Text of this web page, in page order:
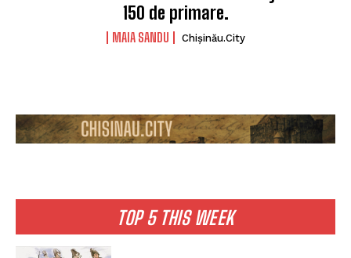
150 de primare.
MAIA SANDU Chișinău.City
TOP 5 THIS WEEK